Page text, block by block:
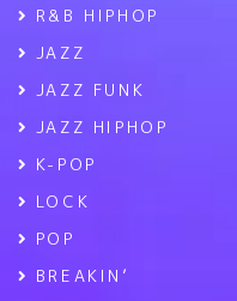
R&B HIPHOP
JAZZ
JAZZ FUNK
JAZZ HIPHOP
K-POP
LOCK
POP
BREAKIN’